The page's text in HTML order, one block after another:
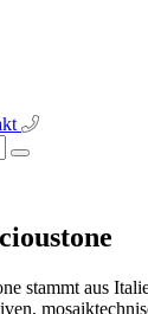
stammt aus